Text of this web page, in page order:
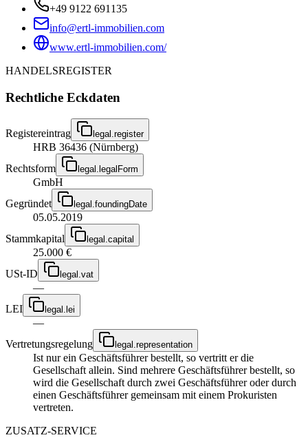
+49 9122 691135
info@ertl-immobilien.com
www.ertl-immobilien.com/
HANDELSREGISTER
Rechtliche Eckdaten
Registereintrag legal.register
HRB 36436 (Nürnberg)
Rechtsform
legal.legalForm
GmbH
Gegründet
legal.foundingDate
05.05.2019
Stammkapital
legal.capital
25.000 €
USt-ID
legal.vat
—
LEI
legal.lei
—
Vertretungsregelung
legal.representation
Ist nur ein Geschäftsführer bestellt, so vertritt er die
Gesellschaft allein. Sind mehrere Geschäftsführer bestellt, so
wird die Gesellschaft durch zwei Geschäftsführer oder durch
einen Geschäftsführer gemeinsam mit einem Prokuristen
vertreten.
ZUSATZ-SERVICE